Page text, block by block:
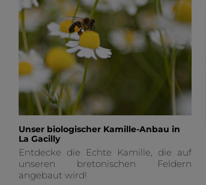
Unser biologischer Kamille-Anbau in
La Gacilly
Entdecke die Echte Kamille, die auf
unseren bretonischen Feldern
angebaut wird!